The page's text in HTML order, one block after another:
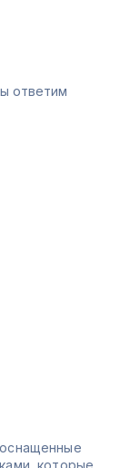
ответим
которые